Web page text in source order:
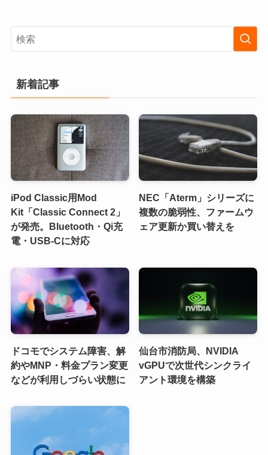
新着記事
iPod Classic用Mod
Kit「Classic Connect 2」
が発売。Bluetooth・Qi充
電・USB-Cに対応
NEC「Aterm」シリーズに
複数の脆弱性、ファームウ
ェア更新か買い替えを
ドコモでシステム障害、解
約やMNP・料金プラン変更
などが利用しづらい状態に
仙台市消防局、NVIDIA
vGPUで次世代シンクライ
アント環境を構築